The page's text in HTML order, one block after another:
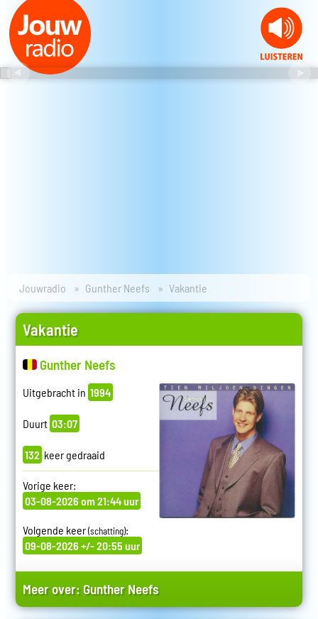
Jouwradio Gunther Neefs Vakantie
Vakantie
Gunther Neefs
Uitgebracht in 1994
Duurt 03:07
132 keer gedraaid
Vorige keer:
03-08-2026 om 21:44 uur
Volgende keer(schatting):
09-08-2026 +/- 20:55 uur
Meer over: Gunther Neefs